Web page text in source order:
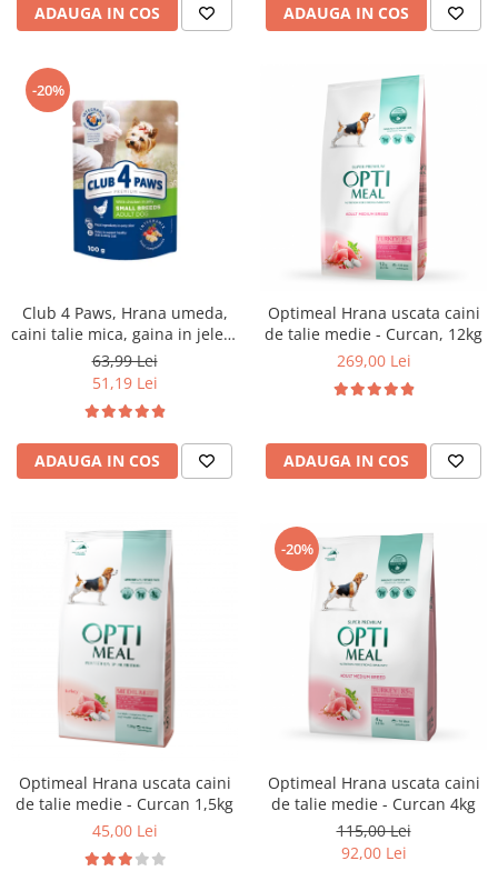
ADAUGA IN COS ADAUGA IN COS
-20%
Club 4 Paws, Hrana umeda,
caini talie mica, gaina in jeleu,
set 24x100g
63,99 Lei
51,19 Lei
ADAUGA IN COS
Optimeal Hrana uscata caini
de talie medie - Curcan, 12kg
269,00 Lei
ADAUGA IN COS
Optimeal Hrana uscata caini
de talie medie - Curcan 1,5kg
45,00 Lei
-20%
Optimeal Hrana uscata caini
de talie medie - Curcan 4kg
115,00 Lei
92,00 Lei